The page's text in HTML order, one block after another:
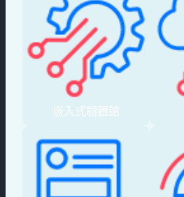
嵌入式韌體館